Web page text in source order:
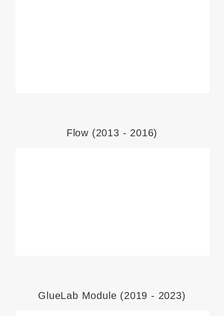
Flow (2013 - 2016)
GlueLab Module (2019 - 2023)